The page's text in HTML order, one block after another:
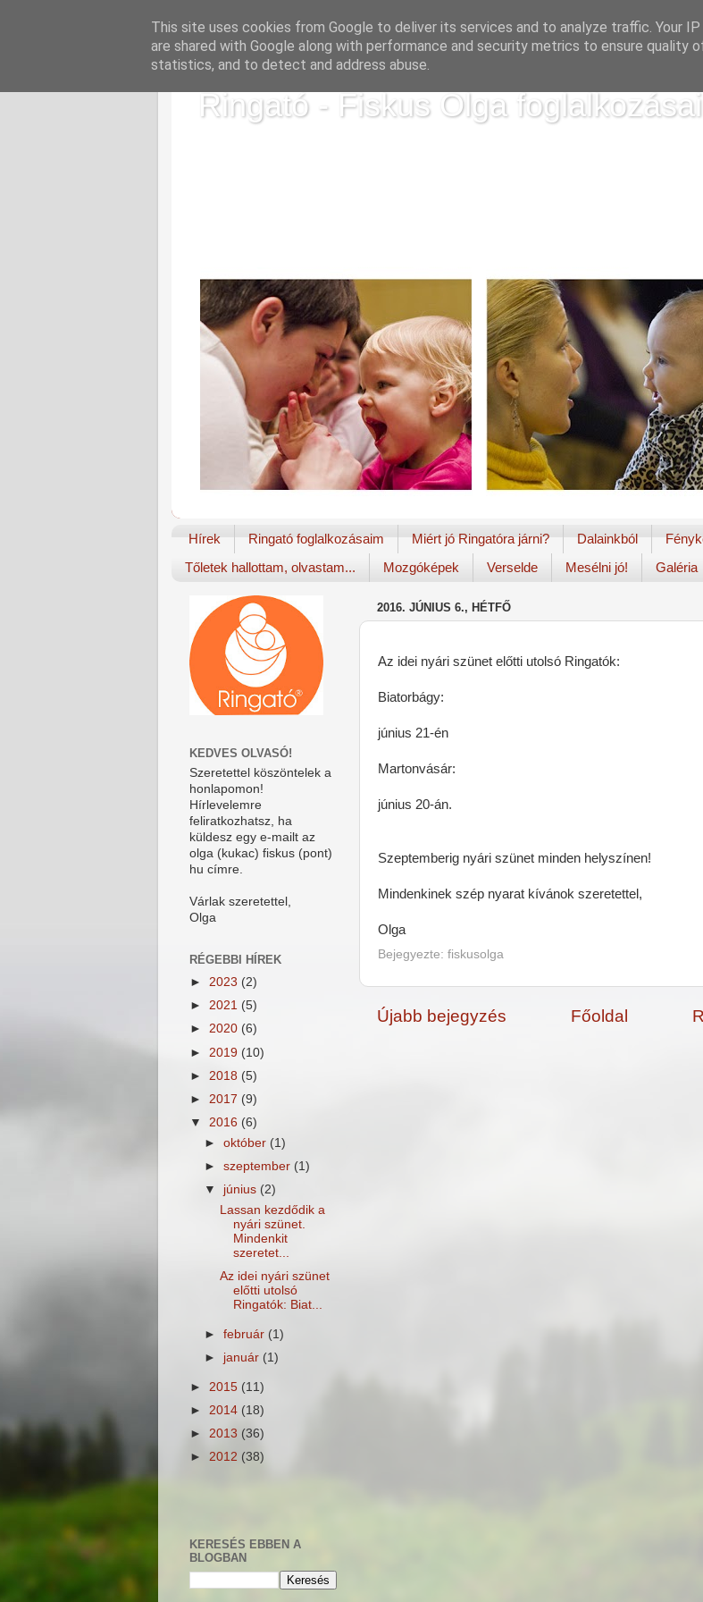
Ringató - Fiskus Olga foglalkozásai
Hírek Ringató foglalkozásaim Miért jó Ringatóra járni? Dalainkból
Tőletek hallottam, olvastam...
Mozgóképek Verselde Mesélni jó! Galéria
2016. JÚNIUS 6., HÉTFŐ
Az idei nyári szünet előtti utolsó Ringatók:
Biatorbágy:
június 21-én
Martonvásár:
június 20-án.
Szeptemberig nyári szünet minden helyszínen!
Mindenkinek szép nyarat kívánok szeretettel,
Olga
Bejegyezte: fiskusolga
Újabb bejegyzés Főoldal
KEDVES OLVASÓ!
Szeretettel köszöntelek a
honlapomon!
Hírlevelemre
feliratkozhatsz, ha
küldesz egy e-mailt az
olga (kukac) fiskus (pont)
hu címre.
Várlak szeretettel,
Olga
RÉGEBBI HÍREK
► 2023 (2)
► 2021 (5)
► 2020 (6)
► 2019 (10)
► 2018 (5)
► 2017 (9)
▼ 2016 (6)
►október (1)
►szeptember (1)
▼ június (2)
Lassan kezdődik a
nyári szünet.
Mindenkit
szeretet...
Az idei nyári szünet
előtti utolsó
Ringatók: Biat...
►február (1)
► január (1)
► 2015 (11)
► 2014 (18)
► 2013 (36)
► 2012 (38)
KERESÉS EBBEN A
BLOGBAN
This site uses cookies from Google to deliver its services and to analyze traffic. Your
are shared with Google along with performance and security metrics to ensure quality
statistics, and to detect and address abuse.